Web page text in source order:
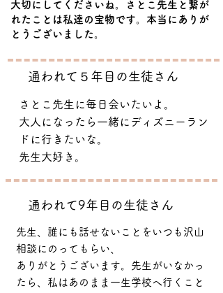
大切にしてくださいね。さとこ先生と繋が
れたことは私達の宝物です。本当にありが
とうございました。
​通われて５年目の生徒さん
さとこ先生に毎日会いたいよ。
大人になったら一緒にディズニーラン
ドに行きたいな。
​先生大好き。
​通われて9年目の生徒さん
先生、誰にも話せないことをいつも沢山
相談にのってもらい、
ありがとうございます。先生がいなかっ
たら、私はあのまま一生学校へ行くこと